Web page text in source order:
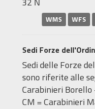
WMS WFS
Sedi Forze
Sedi delle Forze
sono riferite alle
Carabinieri Borello
CM = Carabinieri